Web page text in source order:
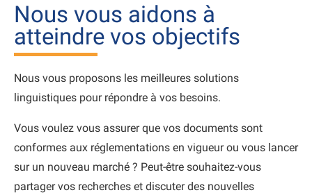
Nous vous aidons à
atteindre vos objectifs
Nous vous proposons les meilleures solutions
linguistiques pour répondre à vos besoins.
Vous voulez vous assurer que vos documents sont
conformes aux réglementations en vigueur ou vous lancer
sur un nouveau marché ? Peut-être souhaitez-vous
partager vos recherches et discuter des nouvelles